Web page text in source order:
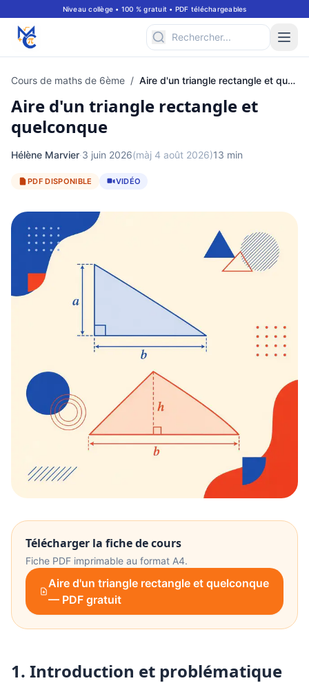
Niveau collège • 100 % gratuit • PDF téléchargeables
Cours de maths de 6ème / Aire d'un triangle rectangle et quelconque
Aire d'un triangle rectangle et
quelconque
Hélène Marvier·3 juin 2026(màj 4 août 2026)13 min
PDF DISPONIBLE VIDÉO
Télécharger la fiche de cours
Fiche PDF imprimable au format A4.
Aire d'un triangle rectangle et quelconque
— PDF gratuit
1. Introduction et problématique